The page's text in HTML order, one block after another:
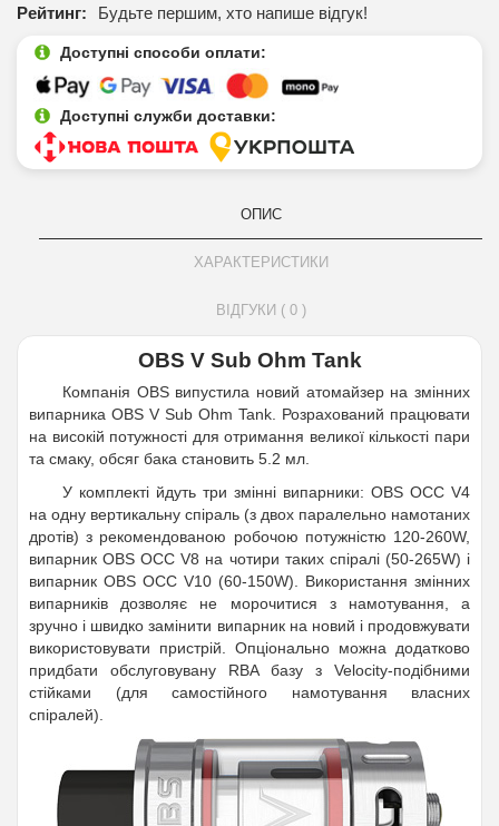
Рейтинг: Будьте першим, хто напише відгук!
Доступні способи оплати:
Доступні служби доставки:
ОПИС
ХАРАКТЕРИСТИКИ
ВІДГУКИ ( 0 )
OBS V Sub Ohm Tank
Компанія OBS випустила новий атомайзер на змінних
випарника OBS V Sub Ohm Tank. Розрахований працювати
на високій потужності для отримання великої кількості пари
та смаку, обсяг бака становить 5.2 мл.
У комплекті йдуть три змінні випарники: OBS OCC V4
на одну вертикальну спіраль (з двох паралельно намотаних
дротів) з рекомендованою робочою потужністю 120-260W,
випарник OBS OCC V8 на чотири таких спіралі (50-265W) і
випарник OBS OCC V10 (60-150W). Використання змінних
випарників дозволяє не морочитися з намотування, а
зручно і швидко замінити випарник на новий і продовжувати
використовувати пристрій. Опціонально можна додатково
придбати обслуговувану RBA базу з Velocity-подібними
стійками (для самостійного намотування власних
спіралей).